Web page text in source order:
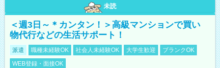
未読
＜週3日～＊カンタン！＞高級マンションで買い
物代行などの生活サポート！
派遣 職種未経験OK 社会人未経験OK 大学生歓迎
ブランクOK
WEB登録・面接OK